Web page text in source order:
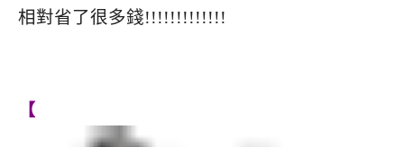
相對省了很多錢!!!!!!!!!!!!!
【